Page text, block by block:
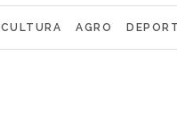
CULTURA AGRO